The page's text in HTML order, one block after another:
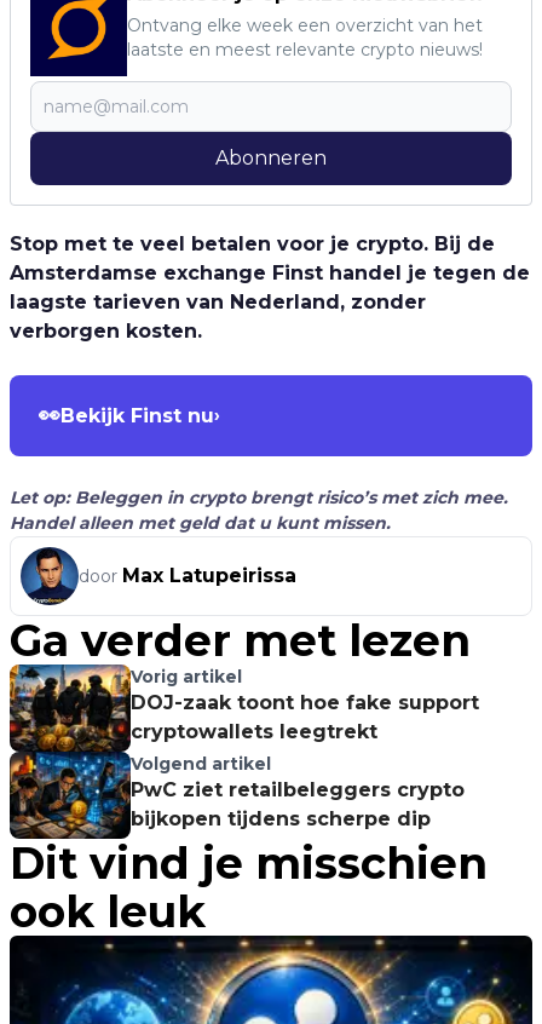
Ontvang elke week een overzicht van het
laatste en meest relevante crypto nieuws!
Abonneren
Stop met te veel betalen voor je crypto. Bij de
Amsterdamse exchange Finst handel je tegen de
laagste tarieven van Nederland, zonder
verborgen kosten.
👀Bekijk Finst nu›
Let op: Beleggen in crypto brengt risico’s met zich mee.
Handel alleen met geld dat u kunt missen.
door Max Latupeirissa
Ga verder met lezen
Vorig artikel
DOJ-zaak toont hoe fake support
cryptowallets leegtrekt
Volgend artikel
PwC ziet retailbeleggers crypto
bijkopen tijdens scherpe dip
Dit vind je misschien
ook leuk